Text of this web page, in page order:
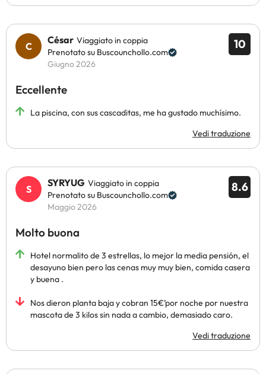
10
César Viaggiato in coppia
Prenotato su Buscounchollo.com
Giugno 2026
Eccellente
La piscina, con sus cascaditas, me ha gustado muchísimo.
Vedi traduzione
8.6
SYRYUG Viaggiato in coppia
Prenotato su Buscounchollo.com
Maggio 2026
Molto buona
Hotel normalito de 3 estrellas, lo mejor la media pensión, el
desayuno bien pero las cenas muy muy bien, comida casera
y buena .
Nos dieron planta baja y cobran 15€’por noche por nuestra
mascota de 3 kilos sin nada a cambio, demasiado caro.
Vedi traduzione